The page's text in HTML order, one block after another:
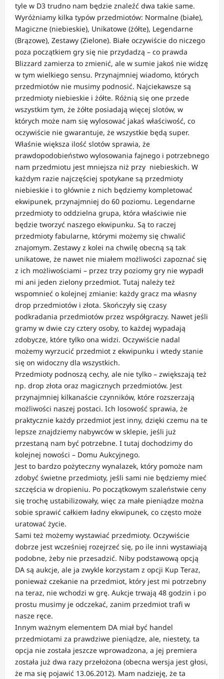
tyle w D3 trudno nam będzie znaleźć dwa takie same.
Wyróżniamy kilka typów przedmiotów: Normalne (białe),
Magiczne (niebieskie), Unikatowe (żółte), Legendarne
(Brązowe), Zestawy (Zielone). Białe oczywiście do niczego
poza początkiem gry się nie przydadzą – co prawda
Blizzard zamierza to zmienić, ale w sumie jakoś nie widzę
w tym wielkiego sensu. Przynajmniej wiadomo, których
przedmiotów nie musimy podnosić. Najciekawsze są
przedmioty niebieskie i żółte. Różnią się one przede
wszystkim tym, że żółte posiadają więcej slotów, w
których może nam się wylosować jakaś właściwość, co
oczywiście nie gwarantuje, że wszystkie będą super.
Właśnie większa ilość slotów sprawia, że
prawdopodobieństwo wylosowania fajnego i potrzebnego
nam przedmiotu jest mniejsza niż przy niebieskich. W
każdym razie najczęściej spotykane są przedmioty
niebieskie i to głównie z nich będziemy kompletować
ekwipunek, przynajmniej do 60 poziomu. Legendarne
przedmioty to oddzielna grupa, która właściwie nie
będzie tworzyć naszego ekwipunku. Są to raczej
przedmioty fabularne, którymi możemy się chwalić
znajomym. Zestawy z kolei na chwilę obecną są tak
unikatowe, że nawet nie miałem możliwości zapoznać się
z ich możliwościami – przez trzy poziomy gry nie wypadł
mi ani jeden zielony przedmiot. Tutaj należy też
wspomnieć o kolejnej zmianie: każdy gracz ma własny
drop przedmiotów i złota. Skończyły się czasy
podkradania przedmiotów przez współgraczy. Nawet jeśli
gramy w dwie czy cztery osoby, to każdej wypadają
zdobycze, które tylko ona widzi. Oczywiście nadal
możemy wyrzucić przedmiot z ekwipunku i wtedy stanie
się on widoczny dla wszystkich.
Przedmioty podnoszą cechy, ale nie tylko – zwiększają też
np. drop złota oraz magicznych przedmiotów. Jest
przynajmniej kilkanaście czynników, które rozszerzają
możliwości naszej postaci. Ich losowość sprawia, że
praktycznie każdy przedmiot jest inny, dzięki czemu na te
lepsze znajdziemy nabywców w sklepie, jeśli już
przestaną nam być potrzebne. I tutaj dochodzimy do
kolejnej nowości – Domu Aukcyjnego.
Jest to bardzo pożyteczny wynalazek, który pomoże nam
zdobyć świetne przedmioty, jeśli sami nie będziemy mieć
szczęścia w dropieniu. Po początkowym szaleństwie ceny
się trochę ustabilizowały, więc za małe pieniądze można
sobie sprawić całkiem ładny ekwipunek, co często może
uratować życie.
Sami też możemy wystawiać przedmioty. Oczywiście
dobrze jest wcześniej rozejrzeć się, po ile inni wystawiają
podobne, żeby nie przesadzić. Niby podstawową opcją
DA są aukcje, ale ja zwykle korzystam z opcji Kup Teraz,
ponieważ czekanie na przedmiot, który jest mi potrzebny
na teraz, nie wchodzi w grę. Aukcje trwają 48 godzin i po
prostu musimy je odczekać, zanim przedmiot trafi w
nasze ręce.
Innym ważnym elementem DA miał być handel
przedmiotami za prawdziwe pieniądze, ale, niestety, ta
opcja nie została jeszcze wprowadzona, a jej premiera
została już dwa razy przełożona (obecna wersja jest głosi,
że ma się pojawić 13.06.2012). Mam nadzieję, że ta